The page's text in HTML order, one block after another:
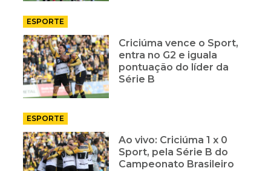
ESPORTE
Criciúma vence o Sport,
entra no G2 e iguala
pontuação do líder da
Série B
ESPORTE
Ao vivo: Criciúma 1 x 0
Sport, pela Série B do
Campeonato Brasileiro